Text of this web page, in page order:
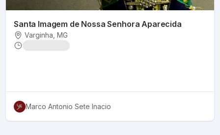
Santa Imagem de Nossa Senhora Aparecida
Varginha , MG
Marco Antonio Sete Inacio